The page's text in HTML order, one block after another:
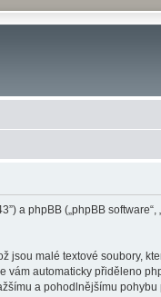
a phpBB („phpBB
jsou malé textové soubory,
automaticky přiděleno
a pohodlnějšímu pohybu